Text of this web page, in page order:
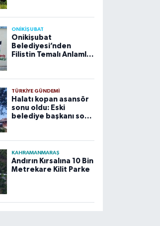
ONİKİŞUBAT
Onikişubat
Belediyesi’nden
Filistin Temalı Anlamlı
TÜRKIYE GÜNDEMI
Halatı kopan asansör
sonu oldu: Eski
belediye başkanı son
KAHRAMANMARAŞ
Andırın Kırsalına 10 Bin
Metrekare Kilit Parke